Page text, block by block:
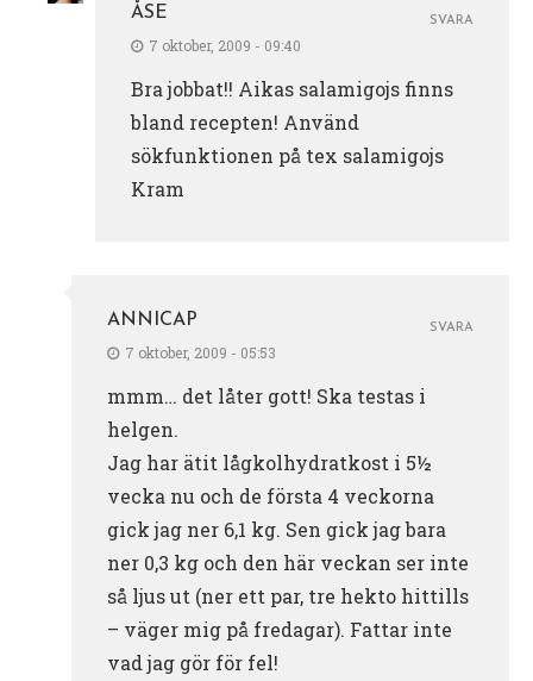
ÅSE
7 oktober, 2009 - 09:40
Bra jobbat!! Aikas salamigojs finns
bland recepten! Använd
sökfunktionen på tex salamigojs
Kram
SVARA
ANNICAP
7 oktober, 2009 - 05:53
mmm… det låter gott! Ska testas i
helgen.
Jag har ätit lågkolhydratkost i 5½
vecka nu och de första 4 veckorna
gick jag ner 6,1 kg. Sen gick jag bara
ner 0,3 kg och den här veckan ser inte
så ljus ut (ner ett par, tre hekto hittills
– väger mig på fredagar). Fattar inte
vad jag gör för fel!
SVARA